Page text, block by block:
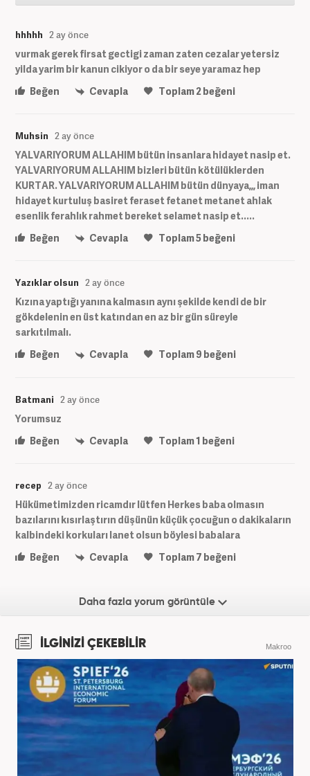
hhhhh 2 ay önce
vurmak gerek firsat gectigi zaman zaten cezalar yetersiz
yilda yarim bir kanun cikiyor o da bir seye yaramaz hep
Beğen
Cevapla Toplam2 beğeni
Muhsin 2 ay önce
YALVARIYORUM ALLAHIM bütün insanlara hidayet nasip et.
YALVARIYORUM ALLAHIM bizleri bütün kötülüklerden
KURTAR. YALVARIYORUM ALLAHIM bütün dünyaya,,, iman
hidayet kurtuluş basiret feraset fetanet metanet ahlak
esenlik ferahlık rahmet bereket selamet nasip et.....
Beğen
Cevapla Toplam5beğeni
Yazıklar olsun 2 ay önce
Kızına yaptığı yanına kalmasın aynı şekilde kendi de bir
gökdelenin en üst katından en az bir gün süreyle
sarkıtılmalı.
Beğen
Cevapla Toplam9 beğeni
Batmani 2 ay önce
Yorumsuz
Beğen
Cevapla Toplam1 beğeni
recep 2 ay önce
Hükümetimizden ricamdır lütfen Herkes baba olmasın
bazılarını kısırlaştırın düşünün küçük çocuğun o dakikaların
kalbindeki korkuları lanet olsun böylesi babalara
Beğen
Cevapla Toplam7 beğeni
Daha fazla yorum görüntüle
İLGİNİZİ ÇEKEBİLİR Makroo